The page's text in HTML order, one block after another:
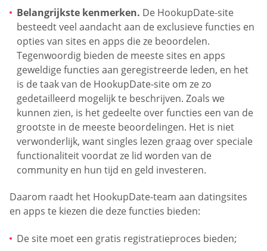
Belangrijkste kenmerken. De HookupDate-site
besteedt veel aandacht aan de exclusieve functies en
opties van sites en apps die ze beoordelen.
Tegenwoordig bieden de meeste sites en apps
geweldige functies aan geregistreerde leden, en het
is de taak van de HookupDate-site om ze zo
gedetailleerd mogelijk te beschrijven. Zoals we
kunnen zien, is het gedeelte over functies een van de
grootste in de meeste beoordelingen. Het is niet
verwonderlijk, want singles lezen graag over speciale
functionaliteit voordat ze lid worden van de
community en hun tijd en geld investeren.
Daarom raadt het HookupDate-team aan datingsites
en apps te kiezen die deze functies bieden:
De site moet een gratis registratieproces bieden;